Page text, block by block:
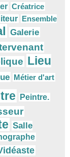
Créatrice
Ensemble
Galerie
Lieu
Métier d'art
Peintre.
Salle